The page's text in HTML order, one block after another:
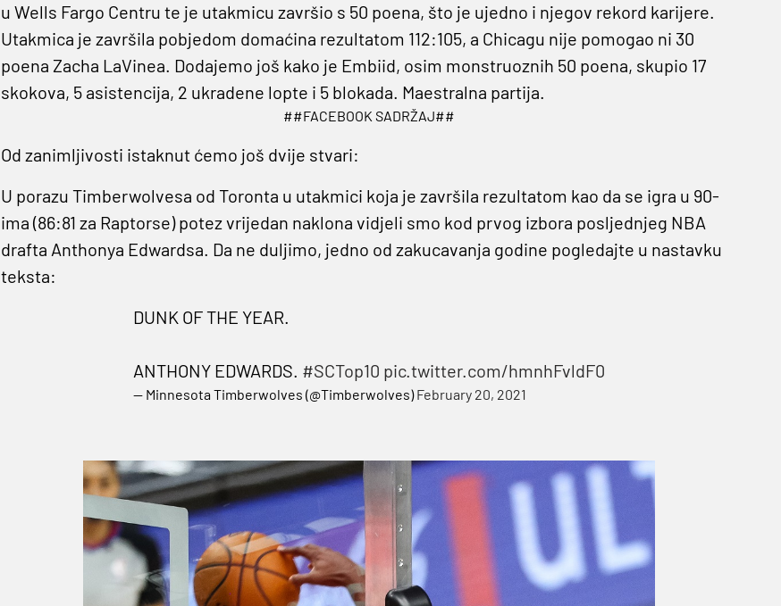
u Wells Fargo Centru te je utakmicu završio s 50 poena, što je ujedno i njegov rekord karijere.
Utakmica je završila pobjedom domaćina rezultatom 112:105, a Chicagu nije pomogao ni 30
poena Zacha LaVinea. Dodajemo još kako je Embiid, osim monstruoznih 50 poena, skupio 17
skokova, 5 asistencija, 2 ukradene lopte i 5 blokada. Maestralna partija.
##FACEBOOK SADRŽAJ##
Od zanimljivosti istaknut ćemo još dvije stvari:
U porazu Timberwolvesa od Toronta u utakmici koja je završila rezultatom kao da se igra u 90-
ima (86:81 za Raptorse) potez vrijedan naklona vidjeli smo kod prvog izbora posljednjeg NBA
drafta Anthonya Edwardsa. Da ne duljimo, jedno od zakucavanja godine pogledajte u nastavku
teksta:
DUNK OF THE YEAR.
ANTHONY EDWARDS. #SCTop10 pic.twitter.com/hmnhFvldF0
— Minnesota Timberwolves (@Timberwolves)February 20, 2021